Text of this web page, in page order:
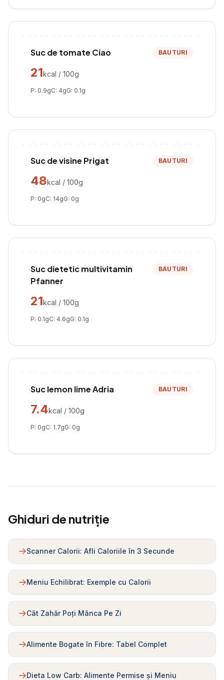
Suc de tomate Ciao BAUTURI
21kcal / 100g
P: 0.9gC: 4gG: 0.1g
Suc de visine Prigat BAUTURI
48kcal / 100g
P: 0gC: 14gG: 0g
Suc dietetic multivitamin
Pfanner
BAUTURI
21kcal / 100g
P: 0.1gC: 4.6gG: 0.1g
Suc lemon lime Adria BAUTURI
7.4kcal / 100g
P: 0gC: 1.7gG: 0g
Ghiduri de nutriție
Scanner Calorii: Afli Caloriile în 3 Secunde
Meniu Echilibrat: Exemple cu Calorii
Cât Zahăr Poți Mânca Pe Zi
Alimente Bogate în Fibre: Tabel Complet
Dieta Low Carb: Alimente Permise și Meniu